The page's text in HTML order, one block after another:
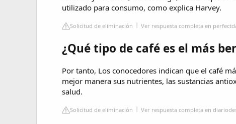
utilizado para consumo, como explica Harvey.
Solicitud de eliminación Ver respuesta completa en
¿Qué tipo de café es el más
Por tanto, Los conocedores indican que el café
mejor manera sus nutrientes, las sustancias
salud.
Solicitud de eliminación Ver respuesta completa en